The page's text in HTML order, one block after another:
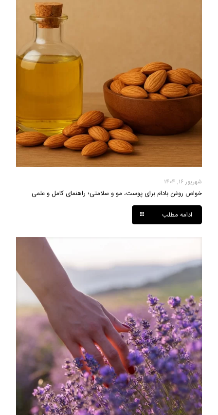
شهریور ۱۶, ۱۴۰۴
خواص روغن بادام برای پوست، مو و سلامتی؛ راهنمای کامل و علمی
ادامه مطلب